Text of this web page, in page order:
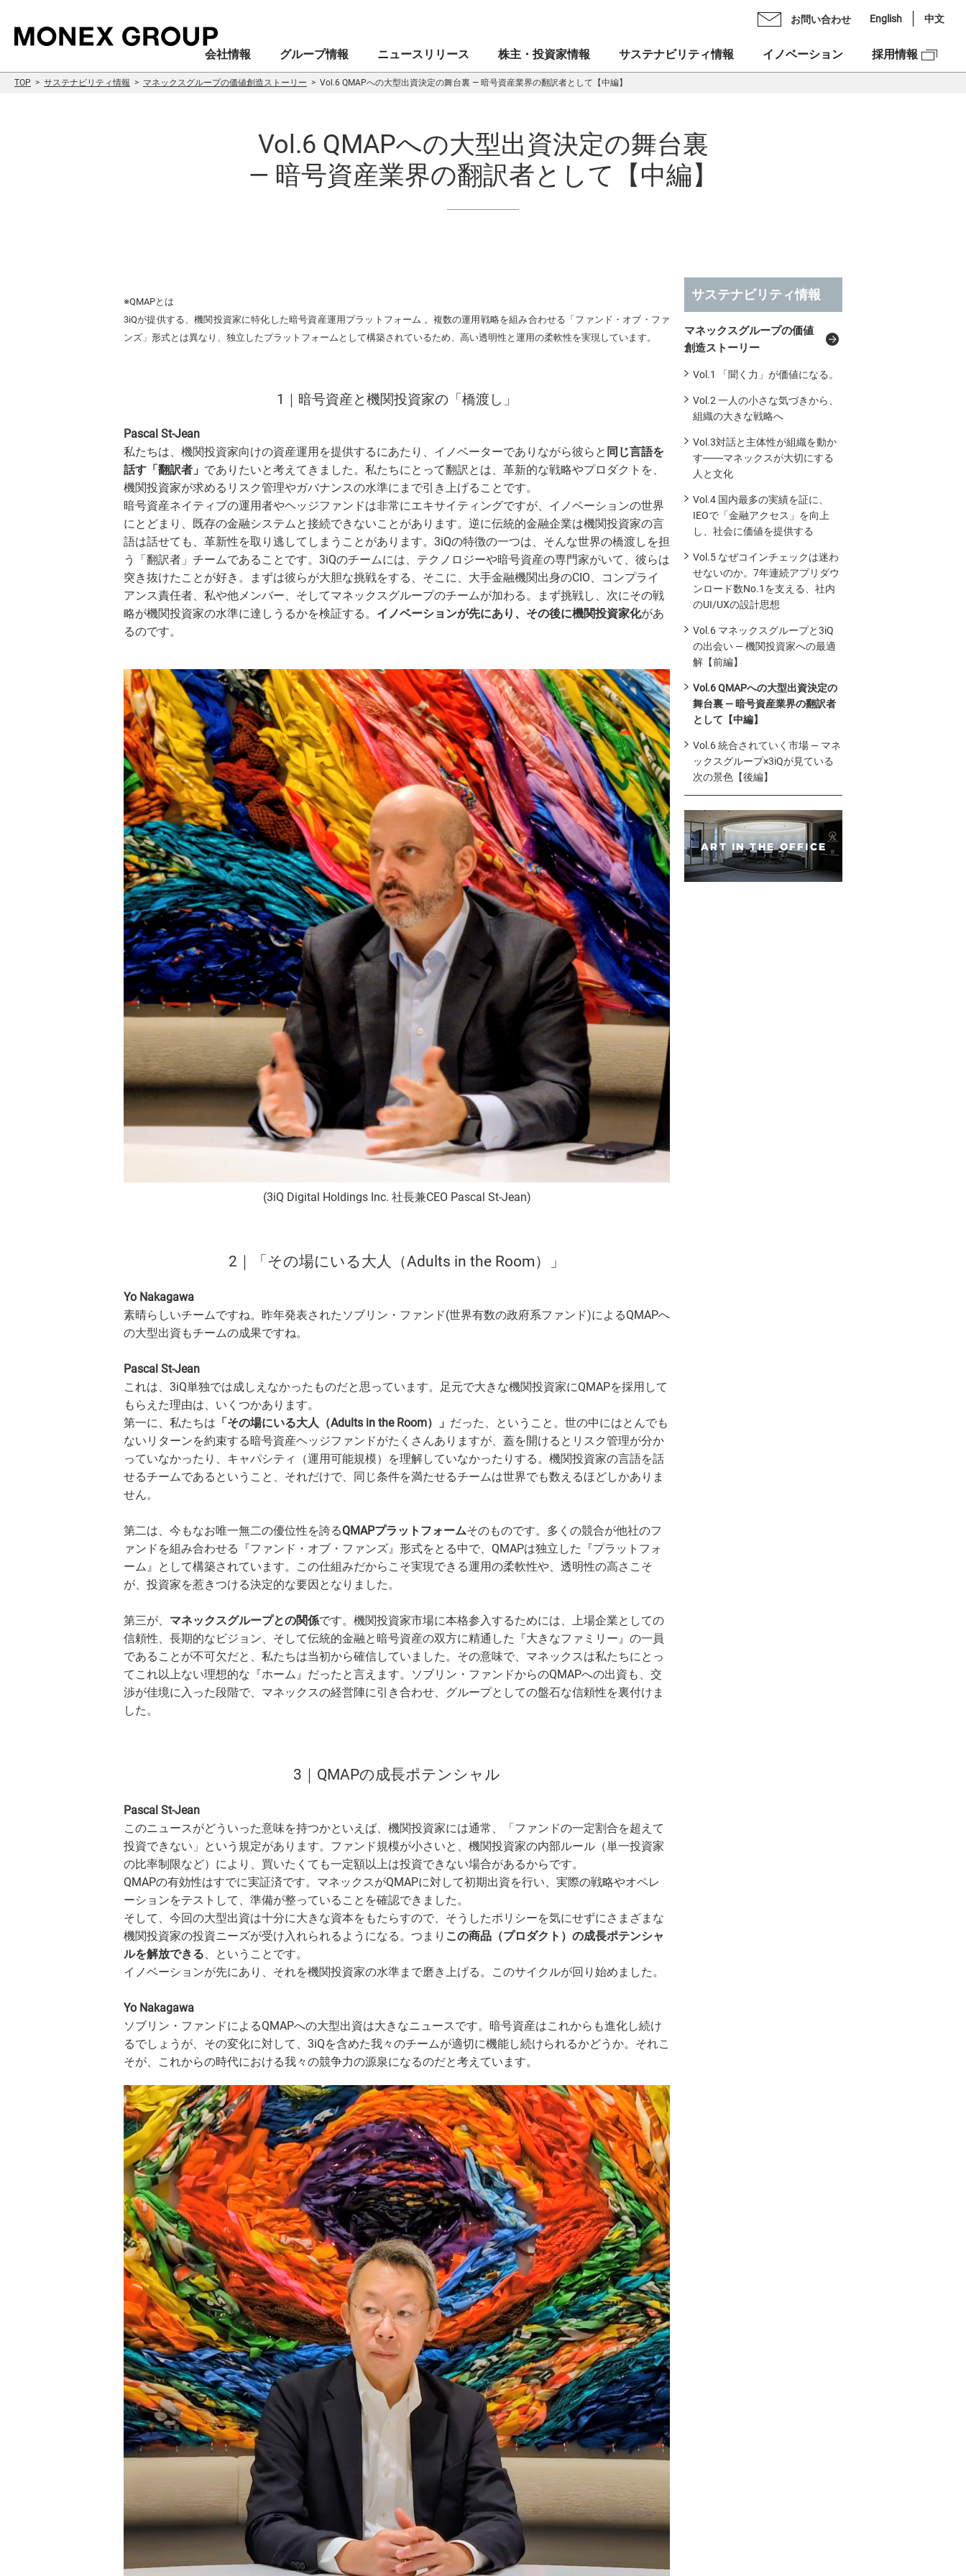
TOP サステナビリティ情報 マネックスグループの価値創造ストーリー Vol.6 QMAPへの大型出資決定の舞台裏 — 暗号資産業界の翻訳者として【中編】
Vol.6 QMAPへの大型出資決定の舞台裏
— 暗号資産業界の翻訳者として【中編】
サステナビリティ情報
マネックスグループの価値
創造ストーリー
Vol.1 「聞く力」が価値になる。
Vol.2 一人の小さな気づきから、
組織の大きな戦略へ
Vol.3対話と主体性が組織を動か
す――マネックスが大切にする
人と文化
Vol.4 国内最多の実績を証に、
IEOで「金融アクセス」を向上
し、社会に価値を提供する
Vol.5 なぜコインチェックは迷わ
せないのか。7年連続アプリダウ
ンロード数No.1を支える、社内
のUI/UXの設計思想
Vol.6 マネックスグループと3iQ
の出会い — 機関投資家への最適
解【前編】
Vol.6 QMAPへの大型出資決定の
舞台裏 — 暗号資産業界の翻訳者
として【中編】
Vol.6 統合されていく市場 — マネ
ックスグループ×3iQが見ている
次の景色【後編】
※QMAPとは
3iQが提供する、機関投資家に特化した暗号資産運用プラットフォーム 。複数の運用戦略を組み合わせる「ファンド・オブ・ファ
ンズ」形式とは異なり、独立したプラットフォームとして構築されているため、高い透明性と運用の柔軟性を実現しています。
1｜暗号資産と機関投資家の「橋渡し」
Pascal St-Jean
私たちは、機関投資家向けの資産運用を提供するにあたり、イノベーターでありながら彼らと 同じ言語を
話す「翻訳者」 でありたいと考えてきました。私たちにとって翻訳とは、革新的な戦略やプロダクトを、
機関投資家が求めるリスク管理やガバナンスの水準にまで引き上げることです。
暗号資産ネイティブの運用者やヘッジファンドは非常にエキサイティングですが、イノベーションの世界
にとどまり、既存の金融システムと接続できないことがあります。逆に伝統的金融企業は機関投資家の言
語は話せても、革新性を取り逃してしまうことがあります。3iQの特徴の一つは、そんな世界の橋渡しを担
う「翻訳者」チームであることです。3iQのチームには、テクノロジーや暗号資産の専門家がいて、彼らは
突き抜けたことが好き。まずは彼らが大胆な挑戦をする、そこに、大手金融機関出身のCIO、コンプライ
アンス責任者、私や他メンバー、そしてマネックスグループのチームが加わる。まず挑戦し、次にその戦
略が機関投資家の水準に達しうるかを検証する。 イノベーションが先にあり、その後に機関投資家化があ
るのです。
(3iQ Digital Holdings Inc. 社長兼CEO Pascal St-Jean)
2｜「その場にいる大人（Adults in the Room）」
Yo Nakagawa
素晴らしいチームですね。昨年発表されたソブリン・ファンド(世界有数の政府系ファンド)によるQMAPへ
の大型出資もチームの成果ですね。
Pascal St-Jean
これは、3iQ単独では成しえなかったものだと思っています。足元で大きな機関投資家にQMAPを採用して
もらえた理由は、いくつかあります。
第一に、私たちは 「その場にいる大人（Adults in the Room）」 だった、ということ。世の中にはとんでも
ないリターンを約束する暗号資産ヘッジファンドがたくさんありますが、蓋を開けるとリスク管理が分か
っていなかったり、キャパシティ（運用可能規模）を理解していなかったりする。機関投資家の言語を話
せるチームであるということ、それだけで、同じ条件を満たせるチームは世界でも数えるほどしかありま
せん。
第二は、今もなお唯一無二の優位性を誇るQMAPプラットフォームそのものです。多くの競合が他社のフ
ァンドを組み合わせる『ファンド・オブ・ファンズ』形式をとる中で、QMAPは独立した『プラットフォ
ーム』として構築されています。この仕組みだからこそ実現できる運用の柔軟性や、透明性の高さこそ
が、投資家を惹きつける決定的な要因となりました。
第三が、 マネックスグループとの関係です。機関投資家市場に本格参入するためには、上場企業としての
信頼性、長期的なビジョン、そして伝統的金融と暗号資産の双方に精通した『大きなファミリー』の一員
であることが不可欠だと、私たちは当初から確信していました。その意味で、マネックスは私たちにとっ
てこれ以上ない理想的な『ホーム』だったと言えます。ソブリン・ファンドからのQMAPへの出資も、交
渉が佳境に入った段階で、マネックスの経営陣に引き合わせ、グループとしての盤石な信頼性を裏付けま
した。
3｜QMAPの成長ポテンシャル
Pascal St-Jean
このニュースがどういった意味を持つかといえば、機関投資家には通常、「ファンドの一定割合を超えて
投資できない」という規定があります。ファンド規模が小さいと、機関投資家の内部ルール（単一投資家
の比率制限など）により、買いたくても一定額以上は投資できない場合があるからです。
QMAPの有効性はすでに実証済です。マネックスがQMAPに対して初期出資を行い、実際の戦略やオペレ
ーションをテストして、準備が整っていることを確認できました。
そして、今回の大型出資は十分に大きな資本をもたらすので、そうしたポリシーを気にせずにさまざまな
機関投資家の投資ニーズが受け入れられるようになる。つまり この商品（プロダクト）の成長ポテンシャ
ルを解放できる、ということです。
イノベーションが先にあり、それを機関投資家の水準まで磨き上げる。このサイクルが回り始めました。
Yo Nakagawa
ソブリン・ファンドによるQMAPへの大型出資は大きなニュースです。暗号資産はこれからも進化し続け
るでしょうが、その変化に対して、3iQを含めた我々のチームが適切に機能し続けられるかどうか。それこ
そが、これからの時代における我々の競争力の源泉になるのだと考えています。
English 中文
お問い合わせ
会社情報
ブランドシンボル 企業理念
会社案内 役員紹介
マネックスグループDEIフォーラム
詐欺等注意喚起
グループ情報
ドコモマネックスホールディングス株式会社
Coincheck Group N.V. コインチェック株式会社
マネックスファイナンス株式会社 マネックスクリプトバンク株式会社
カタリスト投資顧問株式会社
ジーネックス株式会社 株式会社ヴィリング
マネックスライフセトルメント株式会社
3iQ Digital Holdings Inc.
ニュースリリース 株主・投資家情報
株式・格付情報 IRスケジュール
電子公告 ディスクロージャー・ポリシー
サステナビリティ情報
サステナビリティ情報
⼈権
MONEX サステナビリティ・ステートメント
資本市場での価値創造
顧客ユーザビリティ 環境
外部評価 ART IN THE OFFICE
マネックスグループの価値創造ストーリー
イノベーション 採用情報